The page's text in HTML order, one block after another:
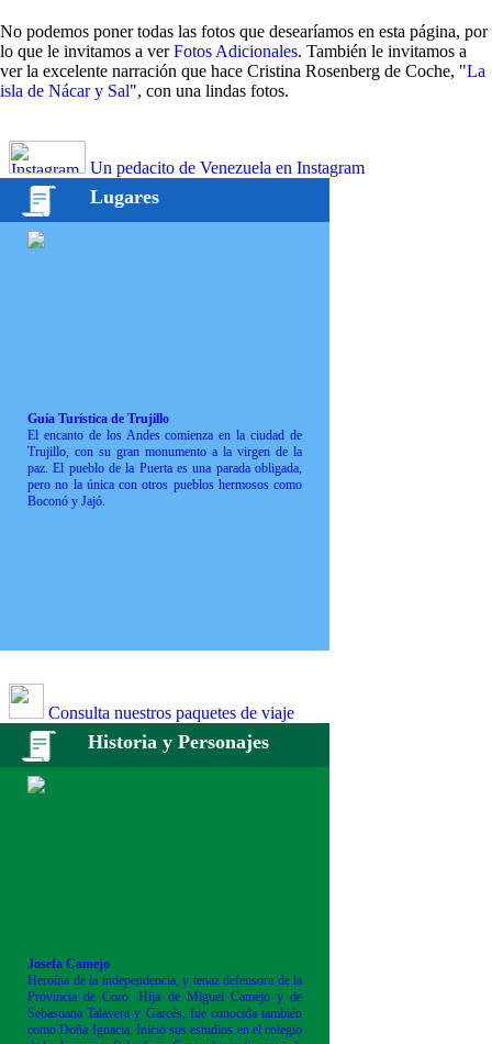
No podemos poner todas las fotos que desearíamos en esta página, por
lo que le invitamos a verFotos Adicionales. También le invitamos a
ver la excelente narración que hace Cristina Rosenberg de Coche, "La
isla de Nácar y Sal", con una lindas fotos.
Un pedacito de Venezuela en Instagram
Lugares
Guía Turística de Trujillo
El encanto de los Andes comienza en la ciudad de
Trujillo, con su gran monumento a la virgen de la
paz. El pueblo de la Puerta es una parada obligada,
pero no la única con otros pueblos hermosos como
Boconó y Jajó.
Consulta nuestros paquetes de viaje
Historia y Personajes
Josefa Camejo
Heroína de la independencia, y tenaz defensora de la
Provincia de Coro. Hija de Miguel Camejo y de
Sebastiana Talavera y Garcés, fue conocida también
como Doña Ignacia. Inició sus estudios en el colegio